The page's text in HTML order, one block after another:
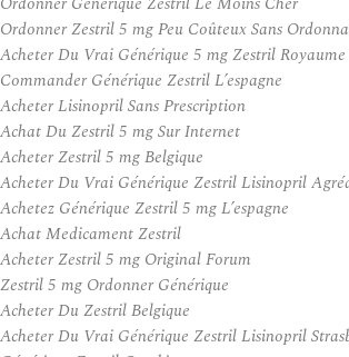
Ordonner Zestril 5 mg Peu Coûteux Sans
Acheter Du Vrai Générique 5 mg Zestril
Commander Générique Zestril L’espagne
Acheter Lisinopril Sans Prescription
Achat Du Zestril 5 mg Sur Internet
Acheter Zestril 5 mg Belgique
Acheter Du Vrai Générique Zestril Lisinopril
Achetez Générique Zestril 5 mg L’espagne
Achat Medicament Zestril
Acheter Zestril 5 mg Original Forum
Zestril 5 mg Ordonner Générique
Acheter Du Zestril Belgique
Acheter Du Vrai Générique Zestril Lisinopril